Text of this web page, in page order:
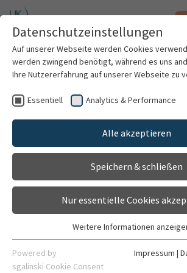
Zum Hauptinhalt springen
Patienten & Besucher
Kliniken & Institute
Forschung
Karriere
Mit dem Klick auf "Karte
Karte aktivieren
Weitere Standorte suchen
Klinik für Kardiologie, Angiologie,
Kontakt
Gebäude 6410 Ebene 00
Im Neuenheimer Feld 410
69120 Heidelberg
06221 56-34188
Datenschutzeinstellungen
Auf unserer Webseite werden Cookies
werden zwingend benötigt, während es uns
Ihre Nutzererfahrung auf unserer Webseite zu
Essentiell Analytics & Performance
Alle akzeptieren
Speichern & schließen
Nur essentielle Cookies
Essentielle Cookies werden für
Webseite benötigt. Dadurch ist gewährleistet,
Weitere Informationen
Powered by
sgalinski Cookie Consent
Impressum |